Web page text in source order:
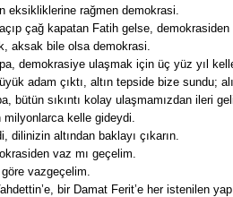
eksikliklerine rağmen demokrasi.
çağ kapatan Fatih gelse,
aksak bile olsa demokrasi.
demokrasiye ulaşmak için üç yüz yıl
adam çıktı, altın tepside bize sundu;
bütün sıkıntı kolay ulaşmamızdan ileri
milyonlarca kelle gideydi.
dilinizin altından baklayı çıkarın.
vaz mı geçelim.
vazgeçelim.
bir Damat Ferit’e her istenilen